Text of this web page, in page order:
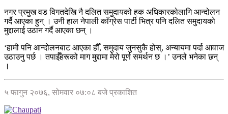
नगर प्रमुख वड विगतदेखि नै दलित समुदायको हक अधिकारकोलागि आन्दोलन
गर्दै आएका हुन् । उनी हाल नेपाली काँग्रेस पार्टी भित्र पनि दलित समुदायको
मुद्दालाई उठान गर्दै आएका छन् ।
‘हामी पनि आन्दोलनबाट आएका हौँ, समुदाय जुनसुकै होस्, अन्यायमा पर्दा आवाज
उठाउनु पर्छ । तपाईँहरूको माग मुद्दामा मेरो पूर्ण समर्थन छ ।’ उनले भनेका छन्
।
५ फागुन २०७६, सोमवार ०७:०८ बजे प्रकाशित